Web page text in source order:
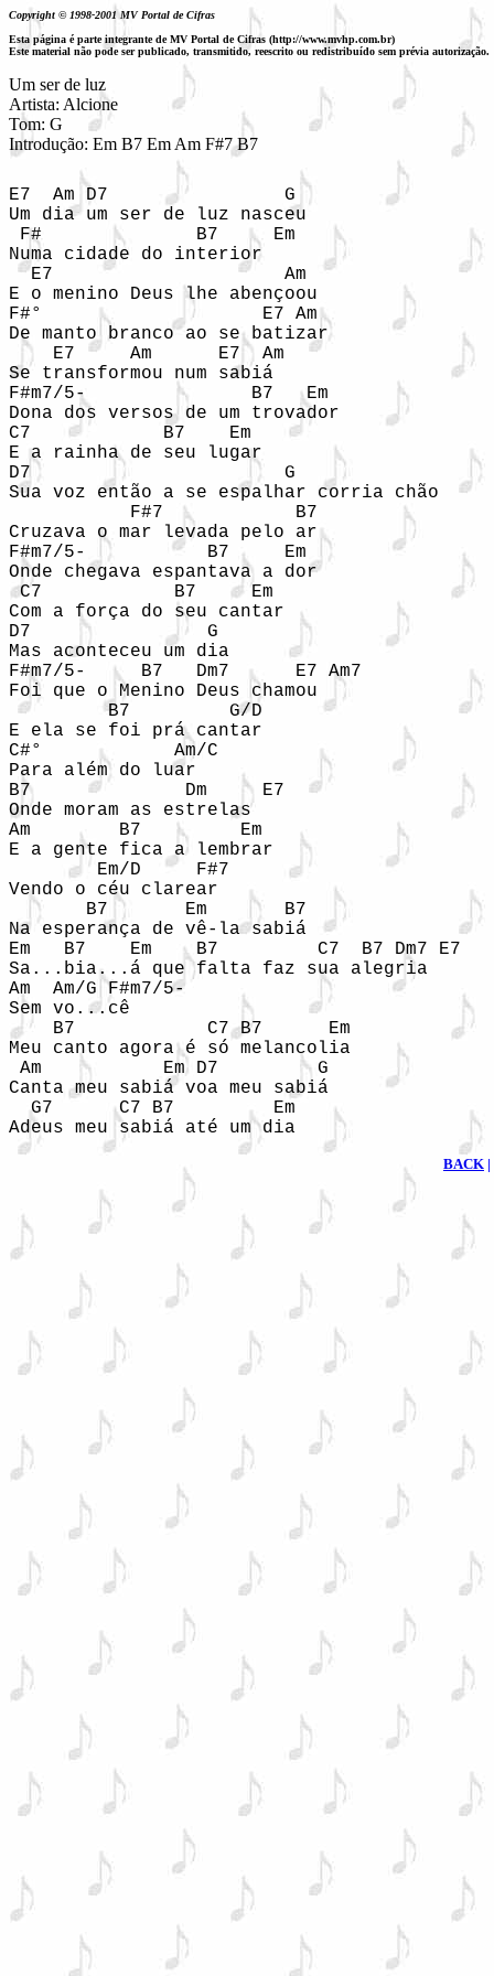
Copyright © 1998-2001 MV Portal de Cifras
Esta página é parte integrante de MV Portal de Cifras (http://www.mvhp.com.br)
Este material não pode ser publicado, transmitido, reescrito ou redistribuído sem prévia autorização.
Um ser de luz
Artista: Alcione
Tom: G
Introdução: Em B7 Em Am F#7 B7
E7  Am D7                G
Um dia um ser de luz nasceu
F#              B7     Em
Numa cidade do interior
  E7                     Am
E o menino Deus lhe abençoou
F#°                    E7 Am
De manto branco ao se batizar
    E7     Am      E7  Am
Se transformou num sabiá
F#m7/5-               B7   Em
Dona dos versos de um trovador
C7            B7    Em
E a rainha de seu lugar
D7                       G
Sua voz então a se espalhar corria chão
           F#7            B7
Cruzava o mar levada pelo ar
F#m7/5-           B7     Em
Onde chegava espantava a dor
C7            B7     Em
Com a força do seu cantar
D7                G
Mas aconteceu um dia
F#m7/5-     B7   Dm7      E7 Am7
Foi que o Menino Deus chamou
         B7         G/D
E ela se foi prá cantar
C#°            Am/C
Para além do luar
B7              Dm     E7
Onde moram as estrelas
Am        B7         Em
E a gente fica a lembrar
        Em/D     F#7
Vendo o céu clarear
       B7       Em       B7
Na esperança de vê-la sabiá
Em   B7    Em    B7         C7  B7 Dm7 E7
Sa...bia...á que falta faz sua alegria
Am  Am/G F#m7/5-
Sem vo...cê
    B7            C7 B7      Em
Meu canto agora é só melancolia
Am           Em D7         G
Canta meu sabiá voa meu sabiá
  G7      C7 B7         Em
Adeus meu sabiá até um dia
BACK |